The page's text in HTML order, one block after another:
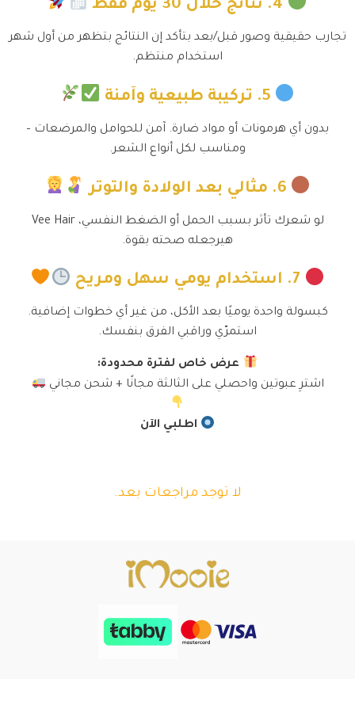
تجارب حقيقية وصور قبل/بعد بتأكد إن النتائج بتظهر من أول شهر
استخدام منتظم.
بدون أي هرمونات أو مواد ضارة. آمن للحوامل والمرضعات –
ومناسب لكل أنواع الشعر.
لو شعرك تأثر بسبب الحمل أو الضغط النفسي، Vee Hair
هيرجعله صحته بقوة.
كبسولة واحدة يوميًا بعد الأكل، من غير أي خطوات إضافية.
استمرّي وراقبي الفرق بنفسك.
عرض خاص لفترة محدودة:
اشترِ عبوتين واحصلي على الثالثة مجانًا + شحن مجاني
اطلبي الآن
لا توجد مراجعات بعد.